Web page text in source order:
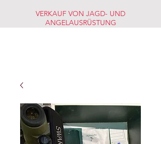
VERKAUF VON JAGD- UND
ANGELAUSRÜSTUNG